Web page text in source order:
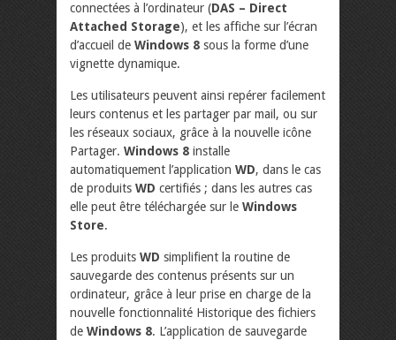
connectées à l’ordinateur (DAS – Direct
Attached Storage), et les affiche sur l’écran
d’accueil de Windows 8 sous la forme d’une
vignette dynamique.
Les utilisateurs peuvent ainsi repérer facilement
leurs contenus et les partager par mail, ou sur
les réseaux sociaux, grâce à la nouvelle icône
Partager. Windows 8 installe
automatiquement l’application WD, dans le cas
de produits WD certifiés ; dans les autres cas
elle peut être téléchargée sur le Windows
Store.
Les produits WD simplifient la routine de
sauvegarde des contenus présents sur un
ordinateur, grâce à leur prise en charge de la
nouvelle fonctionnalité Historique des fichiers
de Windows 8. L’application de sauvegarde